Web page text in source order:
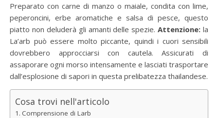
Preparato con carne di manzo o maiale, condita con lime,
peperoncini, erbe aromatiche e salsa di pesce, questo
piatto non deluderà gli amanti delle spezie.Attenzione: la
La’arb può essere molto piccante, quindi i cuori sensibili
dovrebbero approcciarsi con cautela. Assicurati di
assaporare ogni morso intensamente e lasciati trasportare
dall’esplosione di sapori in questa prelibatezza thailandese.
Cosa trovi nell'articolo
Comprensione di Larb